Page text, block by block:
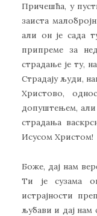
Причешћа, у
заиста
али он је сада
припреме за
страдање је ту,
Страдају људи,
Христово,
допуштењем,
страдања
Исусом Христом!
Боже, дај нам
Ти је сузама
истрајности
љубави и дај